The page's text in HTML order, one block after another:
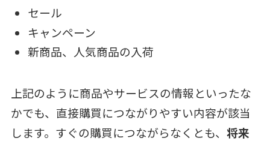
セール
キャンペーン
新商品、人気商品の入荷
上記のように商品やサービスの情報といったな
かでも、直接購買につながりやすい内容が該当
します。すぐの購買につながらなくとも、 将来